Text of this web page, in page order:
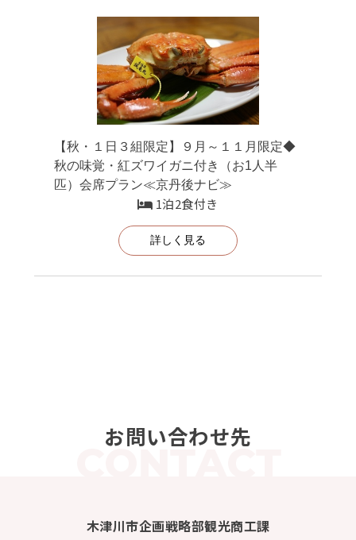
【秋・１日３組限定】９月～１１月限定◆
秋の味覚・紅ズワイガニ付き（お1人半
匹）会席プラン≪京丹後ナビ≫
1泊2食付き
詳しく見る
お問い合わせ先
木津川市企画戦略部観光商工課